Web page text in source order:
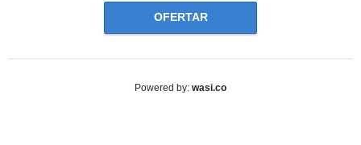
OFERTAR
Powered by: wasi.co